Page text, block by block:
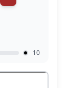
10